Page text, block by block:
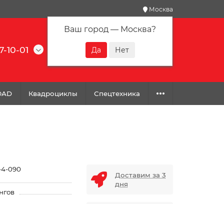
Москва
Ваш город — Москва?
10-01
Квадроциклы Спецтехника
4-090
Доставим за 3
дня